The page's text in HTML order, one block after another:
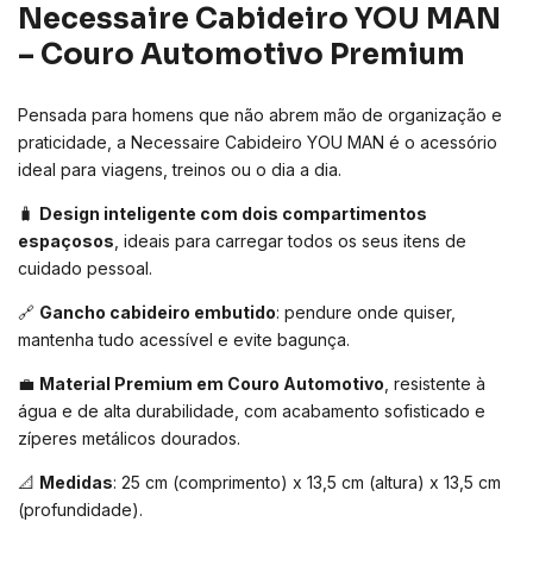
Necessaire Cabideiro YOU MAN
– Couro Automotivo Premium
Pensada para homens que não abrem mão de organização e
praticidade, a Necessaire Cabideiro YOU MAN é o acessório
ideal para viagens, treinos ou o dia a dia.
🧳 Design inteligente com dois compartimentos
espaçosos , ideais para carregar todos os seus itens de
cuidado pessoal.
🔗 Gancho cabideiro embutido: pendure onde quiser,
mantenha tudo acessível e evite bagunça.
💼 Material Premium em Couro Automotivo , resistente à
água e de alta durabilidade, com acabamento sofisticado e
zíperes metálicos dourados.
📐 Medidas: 25 cm (comprimento) x 13,5 cm (altura) x 13,5 cm
(profundidade).